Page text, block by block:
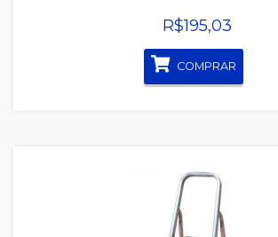
R$195,03
COMPRAR